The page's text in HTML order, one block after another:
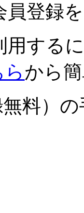
員登録
用する
から
料）